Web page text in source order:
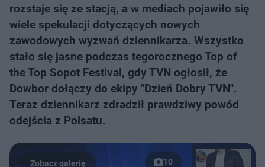
rozstaje się ze stacją, a w mediach pojawiło się
wiele spekulacji dotyczących nowych
zawodowych wyzwań dziennikarza. Wszystko
stało się jasne podczas tegorocznego Top of
the Top Sopot Festival, gdy TVN ogłosił, że
Dowbor dołączy do ekipy "Dzień Dobry TVN".
Teraz dziennikarz zdradził prawdziwy powód
odejścia z Polsatu.
10